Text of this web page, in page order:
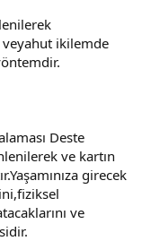
veyahut ikilemde
Deste
ve kartın
girecek
ve